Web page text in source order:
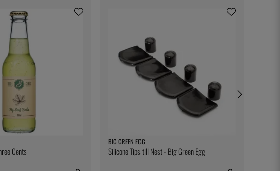
Cents
BIG GREEN EGG
Silicone Tips till Nest - Big Green Egg